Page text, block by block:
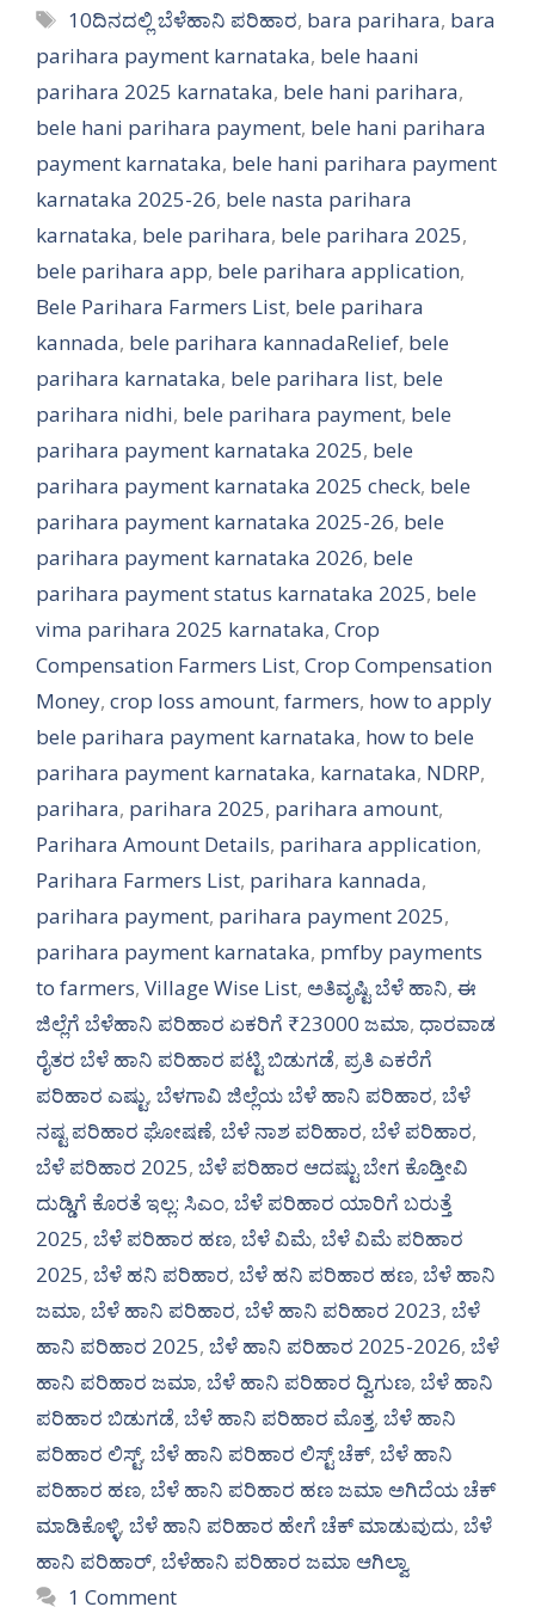
Tags
10ದಿನದಲ್ಲಿ ಬೆಳೆಹಾನಿ ಪರಿಹಾರ, bara parihara, bara
parihara payment karnataka, bele haani
parihara 2025 karnataka, bele hani parihara,
bele hani parihara payment, bele hani parihara
payment karnataka, bele hani parihara payment
karnataka 2025-26, bele nasta parihara
karnataka, bele parihara, bele parihara 2025,
bele parihara app, bele parihara application,
Bele Parihara Farmers List, bele parihara
kannada, bele parihara kannadaRelief, bele
parihara karnataka, bele parihara list, bele
parihara nidhi, bele parihara payment, bele
parihara payment karnataka 2025, bele
parihara payment karnataka 2025 check, bele
parihara payment karnataka 2025-26, bele
parihara payment karnataka 2026, bele
parihara payment status karnataka 2025, bele
vima parihara 2025 karnataka, Crop
Compensation Farmers List, Crop Compensation
Money, crop loss amount, farmers, how to apply
bele parihara payment karnataka, how to bele
parihara payment karnataka, karnataka, NDRP,
parihara, parihara 2025, parihara amount,
Parihara Amount Details, parihara application,
Parihara Farmers List, parihara kannada,
parihara payment, parihara payment 2025,
parihara payment karnataka, pmfby payments
to farmers, Village Wise List, ಅತಿವೃಷ್ಟಿ ಬೆಳೆ ಹಾನಿ, ಈ
ಜಿಲ್ಲೆಗೆ ಬೆಳೆಹಾನಿ ಪರಿಹಾರ ಏಕರಿಗೆ ₹23000 ಜಮಾ, ಧಾರವಾಡ
ರೈತರ ಬೆಳೆ ಹಾನಿ ಪರಿಹಾರ ಪಟ್ಟಿ ಬಿಡುಗಡೆ, ಪ್ರತಿ ಎಕರೆಗೆ
ಪರಿಹಾರ ಎಷ್ಟು, ಬೆಳಗಾವಿ ಜಿಲ್ಲೆಯ ಬೆಳೆ ಹಾನಿ ಪರಿಹಾರ, ಬೆಳೆ
ನಷ್ಟ ಪರಿಹಾರ ಘೋಷಣೆ, ಬೆಳೆ ನಾಶ ಪರಿಹಾರ, ಬೆಳೆ ಪರಿಹಾರ,
ಬೆಳೆ ಪರಿಹಾರ 2025, ಬೆಳೆ ಪರಿಹಾರ ಆದಷ್ಟು ಬೇಗ ಕೊಡ್ತೀವಿ
ದುಡ್ಡಿಗೆ ಕೊರತೆ ಇಲ್ಲ: ಸಿಎಂ, ಬೆಳೆ ಪರಿಹಾರ ಯಾರಿಗೆ ಬರುತ್ತೆ
2025, ಬೆಳೆ ಪರಿಹಾರ ಹಣ, ಬೆಳೆ ವಿಮೆ, ಬೆಳೆ ವಿಮೆ ಪರಿಹಾರ
2025, ಬೆಳೆ ಹನಿ ಪರಿಹಾರ, ಬೆಳೆ ಹನಿ ಪರಿಹಾರ ಹಣ, ಬೆಳೆ ಹಾನಿ
ಜಮಾ, ಬೆಳೆ ಹಾನಿ ಪರಿಹಾರ, ಬೆಳೆ ಹಾನಿ ಪರಿಹಾರ 2023, ಬೆಳೆ
ಹಾನಿ ಪರಿಹಾರ 2025, ಬೆಳೆ ಹಾನಿ ಪರಿಹಾರ 2025-2026, ಬೆಳೆ
ಹಾನಿ ಪರಿಹಾರ ಜಮಾ, ಬೆಳೆ ಹಾನಿ ಪರಿಹಾರ ದ್ವಿಗುಣ, ಬೆಳೆ ಹಾನಿ
ಪರಿಹಾರ ಬಿಡುಗಡೆ, ಬೆಳೆ ಹಾನಿ ಪರಿಹಾರ ಮೊತ್ತ, ಬೆಳೆ ಹಾನಿ
ಪರಿಹಾರ ಲಿಸ್ಟ್, ಬೆಳೆ ಹಾನಿ ಪರಿಹಾರ ಲಿಸ್ಟ್ ಚೆಕ್, ಬೆಳೆ ಹಾನಿ
ಪರಿಹಾರ ಹಣ, ಬೆಳೆ ಹಾನಿ ಪರಿಹಾರ ಹಣ ಜಮಾ ಅಗಿದೆಯ ಚೆಕ್
ಮಾಡಿಕೊಳ್ಳಿ, ಬೆಳೆ ಹಾನಿ ಪರಿಹಾರ ಹೇಗೆ ಚೆಕ್ ಮಾಡುವುದು, ಬೆಳೆ
ಹಾನಿ ಪರಿಹಾರ್, ಬೆಳೆಹಾನಿ ಪರಿಹಾರ ಜಮಾ ಆಗಿಲ್ವಾ
1 Comment